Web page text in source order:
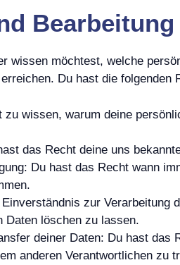
wissen möchtest, welche
Du hast die folgenden
zu wissen, warum deine
das Recht deine uns
Du hast das Recht wann
zur Verarbeitung
Daten löschen zu lassen.
deiner Daten: Du hast das
anderen Verantwortlichen zu